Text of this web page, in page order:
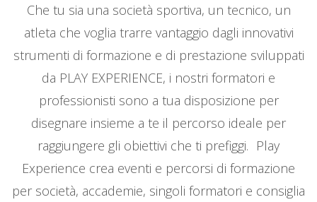
Che tu sia una società sportiva, un tecnico, un
atleta che voglia trarre vantaggio dagli innovativi
strumenti di formazione e di prestazione sviluppati
da PLAY EXPERIENCE, i nostri formatori e
professionisti sono a tua disposizione per
disegnare insieme a te il percorso ideale per
raggiungere gli obiettivi che ti prefiggi. Play
Experience crea eventi e percorsi di formazione
per società, accademie, singoli formatori e consiglia